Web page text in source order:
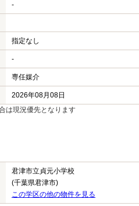
-
指定なし
-
専任媒介
2026年08月08日
は現況優先となります
君津市立貞元小学校
(千葉県君津市)
この学区の他の物件を見る